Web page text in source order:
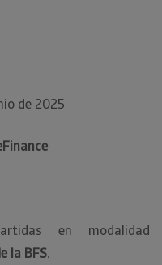
de 2025
en modalidad
la BFS.